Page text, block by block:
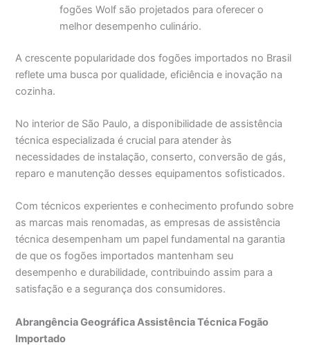
fogões Wolf são projetados para oferecer o
melhor desempenho culinário.
A crescente popularidade dos fogões importados no Brasil
reflete uma busca por qualidade, eficiência e inovação na
cozinha.
No interior de São Paulo, a disponibilidade de assistência
técnica especializada é crucial para atender às
necessidades de instalação, conserto, conversão de gás,
reparo e manutenção desses equipamentos sofisticados.
Com técnicos experientes e conhecimento profundo sobre
as marcas mais renomadas, as empresas de assistência
técnica desempenham um papel fundamental na garantia
de que os fogões importados mantenham seu
desempenho e durabilidade, contribuindo assim para a
satisfação e a segurança dos consumidores.
Abrangência Geográfica Assistência Técnica Fogão
Importado